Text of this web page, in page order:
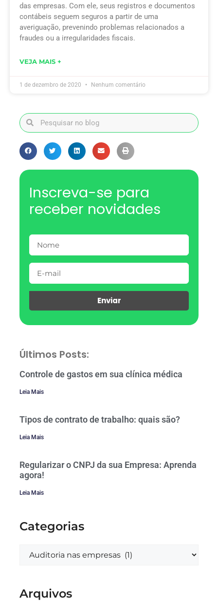
das empresas. Com ele, seus registros e documentos
contábeis seguem seguros a partir de uma
averiguação, prevenindo problemas relacionados a
fraudes ou a irregularidades fiscais.
VEJA MAIS +
1 de dezembro de 2020 Nenhum comentário
Inscreva-se para
receber novidades
Enviar
Últimos Posts:
Controle de gastos em sua clínica médica
Leia Mais
Tipos de contrato de trabalho: quais são?
Leia Mais
Regularizar o CNPJ da sua Empresa: Aprenda
agora!
Leia Mais
Categorias
Arquivos